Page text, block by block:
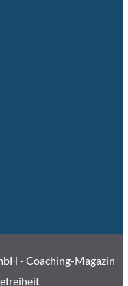
- Coaching-Magazin